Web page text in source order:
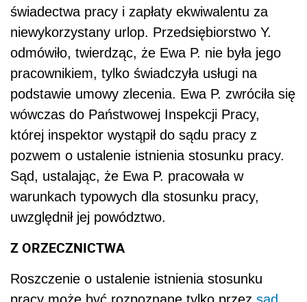
świadectwa pracy i zapłaty ekwiwalentu za
niewykorzystany urlop. Przedsiębiorstwo Y.
odmówiło, twierdząc, że Ewa P. nie była jego
pracownikiem, tylko świadczyła usługi na
podstawie umowy zlecenia. Ewa P. zwróciła się
wówczas do Państwowej Inspekcji Pracy,
której inspektor wystąpił do sądu pracy z
pozwem o ustalenie istnienia stosunku pracy.
Sąd, ustalając, że Ewa P. pracowała w
warunkach typowych dla stosunku pracy,
uwzględnił jej powództwo.
Z ORZECZNICTWA
Roszczenie o ustalenie istnienia stosunku